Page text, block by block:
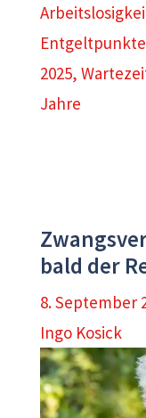
Entgeltpunkte
2025,
Jahre
bald der
8. September
Ingo Kosick